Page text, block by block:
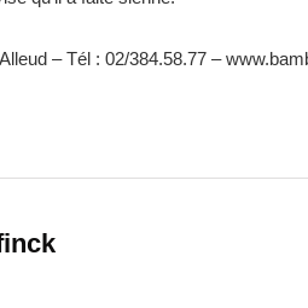
– Tél : 02/384.58.77 –